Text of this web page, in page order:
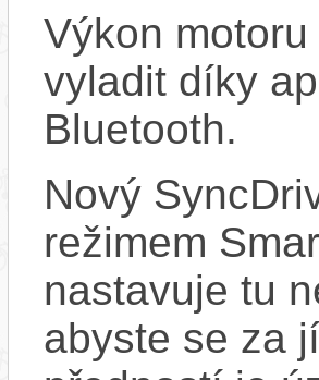
Výkon
vyladit díky
Bluetooth.
Nový
režimem
nastavuje tu
abyste se za